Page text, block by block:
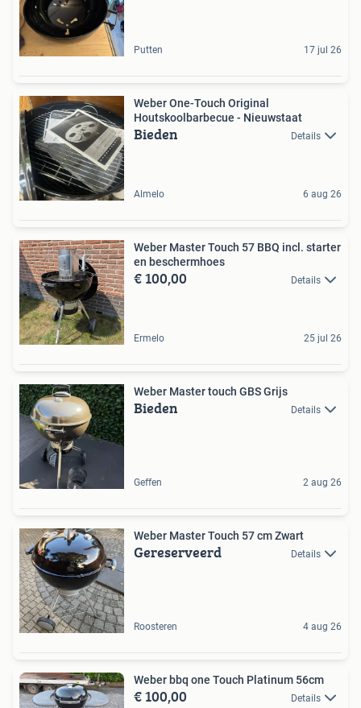
Putten 17 jul 26
Weber One-Touch Original
Houtskoolbarbecue - Nieuwstaat
Bieden Details
Almelo 6 aug 26
Weber Master Touch 57 BBQ incl. starter
en beschermhoes
€ 100,00 Details
Ermelo 25 jul 26
Weber Master touch GBS Grijs
Bieden Details
Geffen 2 aug 26
Weber Master Touch 57 cm Zwart
Gereserveerd Details
Roosteren 4 aug 26
Weber bbq one Touch Platinum 56cm
€ 100,00 Details